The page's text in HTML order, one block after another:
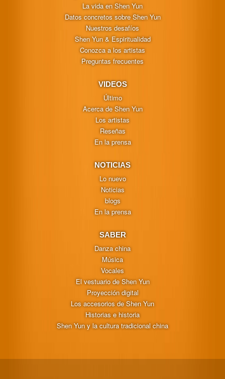
La vida en Shen Yun
Datos concretos sobre Shen Yun
Nuestros desafíos
Shen Yun & Espiritualidad
Conozca a los artistas
Preguntas frecuentes
VIDEOS
Último
Acerca de Shen Yun
Los artistas
Reseñas
En la prensa
NOTICIAS
Lo nuevo
Noticias
blogs
En la prensa
SABER
Danza china
Música
Vocales
El vestuario de Shen Yun
Proyección digital
Los accesorios de Shen Yun
Historias e historia
Shen Yun y la cultura tradicional china